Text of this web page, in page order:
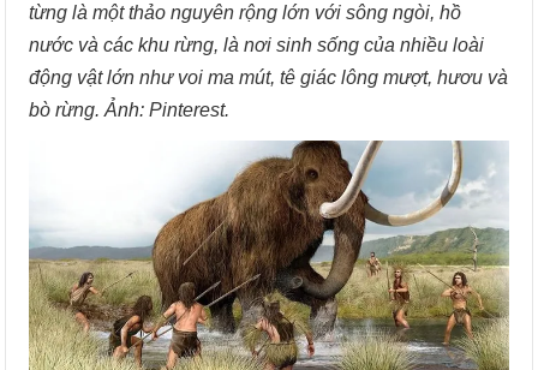
từng là một thảo nguyên rộng lớn với sông ngòi, hồ
nước và các khu rừng, là nơi sinh sống của nhiều loài
động vật lớn như voi ma mút, tê giác lông mượt, hươu và
bò rừng. Ảnh: Pinterest.